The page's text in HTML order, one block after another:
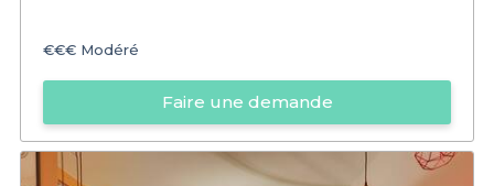
€€€ Modéré
Faire une demande